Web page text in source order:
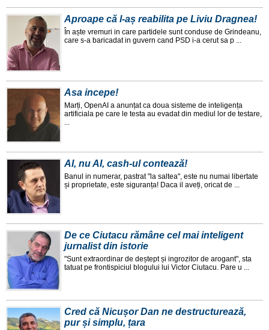
Aproape că l-aș reabilita pe Liviu Dragnea!
În aște vremuri in care partidele sunt conduse de Grindeanu,
care s-a baricadat in guvern cand PSD i-a cerut sa p ...
Asa incepe!
Marți, OpenAI a anunțat ca doua sisteme de inteligența
artificiala pe care le testa au evadat din mediul lor de testare,
AI, nu AI, cash-ul contează!
Banul in numerar, pastrat "la saltea", este nu numai libertate
și proprietate, este siguranța! Daca il aveți, oricat de ...
De ce Ciutacu rămâne cel mai inteligent
jurnalist din istorie
"Sunt extraordinar de deștept și ingrozitor de arogant", sta
tatuat pe frontispiciul blogului lui Victor Ciutacu. Pare u ...
Cred că Nicușor Dan ne destructurează,
pur și simplu, țara